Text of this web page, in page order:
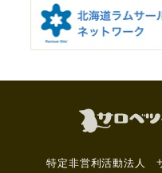
特定非営利活動法人